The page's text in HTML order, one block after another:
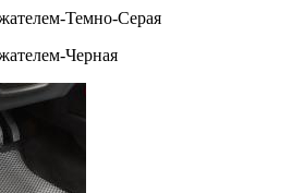
Темно-Серая
Черная